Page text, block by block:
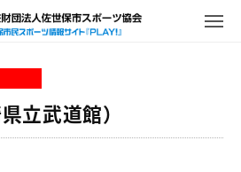
メ
立武道館）
ュ
ー